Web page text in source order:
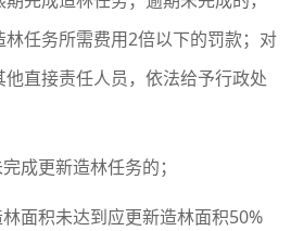
任务所需费用2倍以下的罚款；对
直接责任人员，依法给予行政处
更新造林任务的；
积未达到应更新造林面积50%